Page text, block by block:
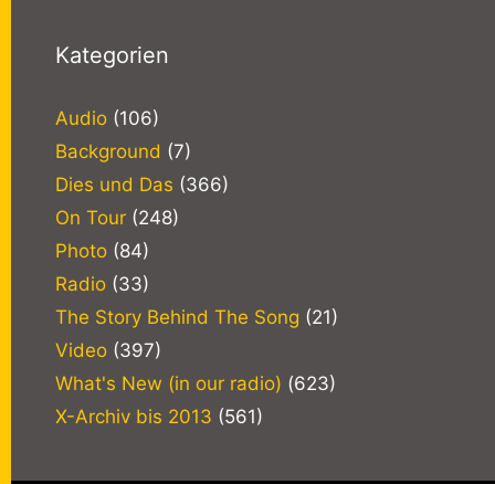
Kategorien
Audio (106)
Background (7)
Dies und Das (366)
On Tour (248)
Photo (84)
Radio (33)
The Story Behind The Song (21)
Video (397)
What's New (in our radio) (623)
X-Archiv bis 2013 (561)